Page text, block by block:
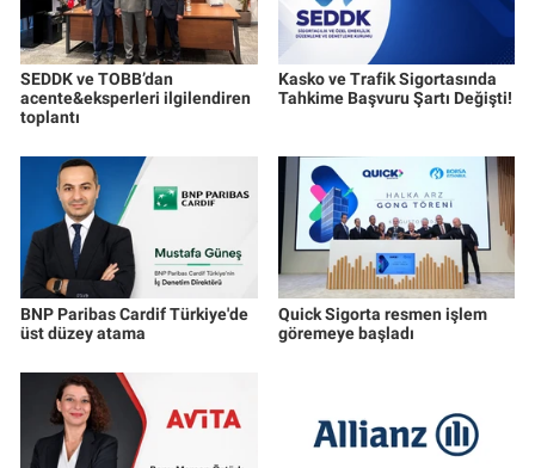
SEDDK ve TOBB’dan
acente&eksperleri ilgilendiren
toplantı
Kasko ve Trafik Sigortasında
Tahkime Başvuru Şartı Değişti!
BNP Paribas Cardif Türkiye'de
üst düzey atama
Quick Sigorta resmen işlem
göremeye başladı